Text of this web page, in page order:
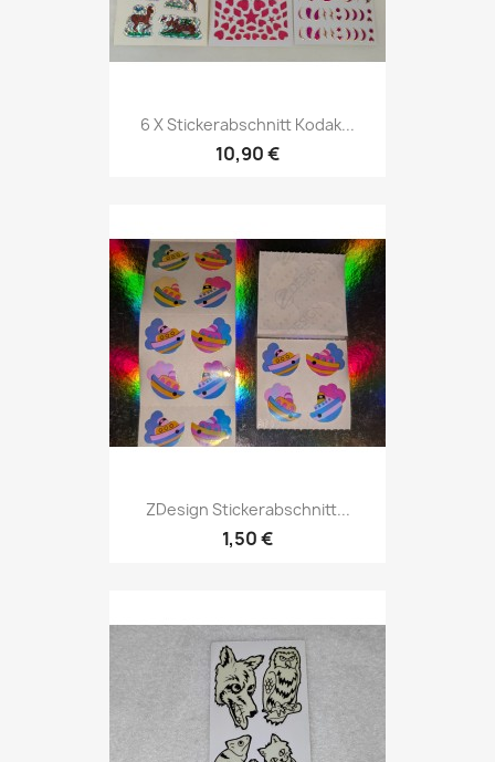
6 X Stickerabschnitt Kodak...
10,90 €
ZDesign Stickerabschnitt...
1,50 €